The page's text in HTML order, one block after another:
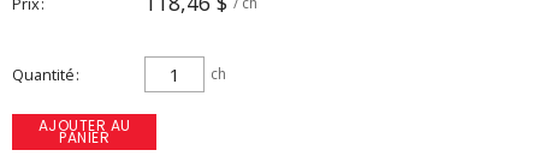
Quantité ch
AJOUTER AU
PANIER